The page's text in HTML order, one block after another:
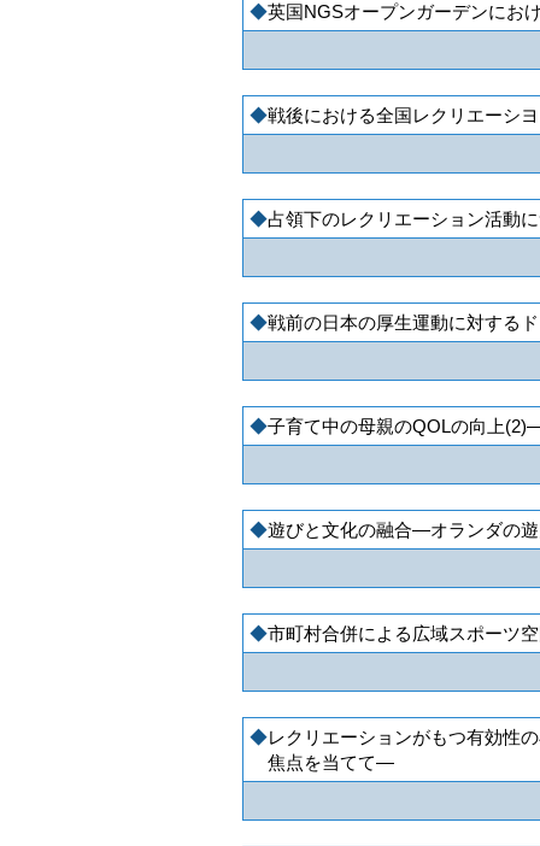
英国NGSオープンガーデンにお
戦後における全国レクリエーシ
占領下のレクリエーション活動
戦前の日本の厚生運動に対する
子育て中の母親のQOLの向上
遊びと文化の融合―オランダの
市町村合併による広域スポーツ
レクリエーションがもつ有効性
焦点を当てて―